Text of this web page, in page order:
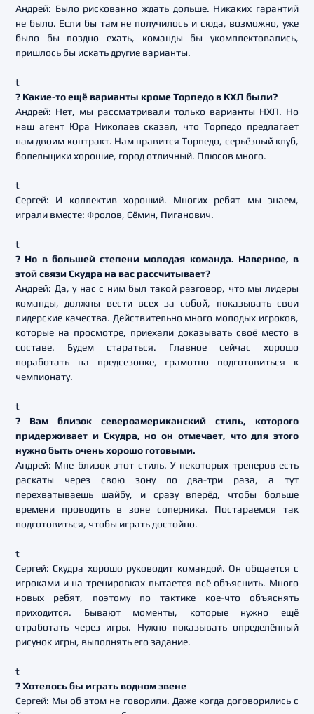
Андрей: Было рискованно ждать дольше. Никаких гарантий
не было. Если бы там не получилось и сюда, возможно, уже
было бы поздно ехать, команды бы укомплектовались,
пришлось бы искать другие варианты.
t
? Какие-то ещё варианты кроме Торпедо в КХЛ были?
Андрей: Нет, мы рассматривали только варианты НХЛ. Но
наш агент Юра Николаев сказал, что Торпедо предлагает
нам двоим контракт. Нам нравится Торпедо, серьёзный клуб,
болельщики хорошие, город отличный. Плюсов много.
t
Сергей: И коллектив хороший. Многих ребят мы знаем,
играли вместе: Фролов, Сёмин, Пиганович.
t
? Но в большей степени молодая команда. Наверное, в
этой связи Скудра на вас рассчитывает?
Андрей: Да, у нас с ним был такой разговор, что мы лидеры
команды, должны вести всех за собой, показывать свои
лидерские качества. Действительно много молодых игроков,
которые на просмотре, приехали доказывать своё место в
составе. Будем стараться. Главное сейчас хорошо
поработать на предсезонке, грамотно подготовиться к
чемпионату.
t
? Вам близок североамериканский стиль, которого
придерживает и Скудра, но он отмечает, что для этого
нужно быть очень хорошо готовыми.
Андрей: Мне близок этот стиль. У некоторых тренеров есть
раскаты через свою зону по два-три раза, а тут
перехватываешь шайбу, и сразу вперёд, чтобы больше
времени проводить в зоне соперника. Постараемся так
подготовиться, чтобы играть достойно.
t
Сергей: Скудра хорошо руководит командой. Он общается с
игроками и на тренировках пытается всё объяснить. Много
новых ребят, поэтому по тактике кое-что объяснять
приходится. Бывают моменты, которые нужно ещё
отработать через игры. Нужно показывать определённый
рисунок игры, выполнять его задание.
t
? Хотелось бы играть водном звене
Сергей: Мы об этом не говорили. Даже когда договорились с